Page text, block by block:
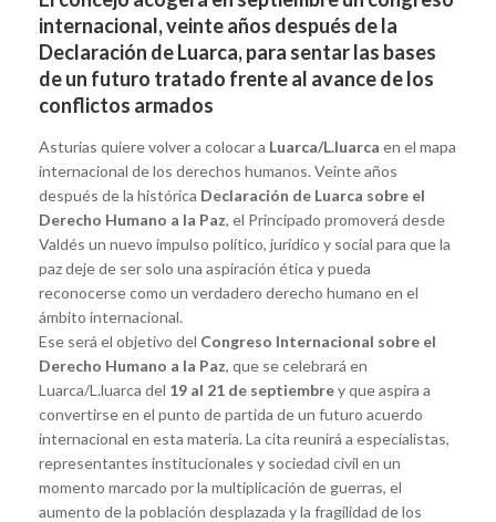
internacional, veinte años después de la
Declaración de Luarca, para sentar las bases
de un futuro tratado frente al avance de los
conflictos armados
Asturias quiere volver a colocar a Luarca/L.luarca en el mapa
internacional de los derechos humanos. Veinte años
después de la histórica Declaración de Luarca sobre el
Derecho Humano a la Paz, el Principado promoverá desde
Valdés un nuevo impulso político, jurídico y social para que la
paz deje de ser solo una aspiración ética y pueda
reconocerse como un verdadero derecho humano en el
ámbito internacional.
Ese será el objetivo del Congreso Internacional sobre el
Derecho Humano a la Paz, que se celebrará en
Luarca/L.luarca del 19 al 21 de septiembrey que aspira a
convertirse en el punto de partida de un futuro acuerdo
internacional en esta materia. La cita reunirá a especialistas,
representantes institucionales y sociedad civil en un
momento marcado por la multiplicación de guerras, el
aumento de la población desplazada y la fragilidad de los